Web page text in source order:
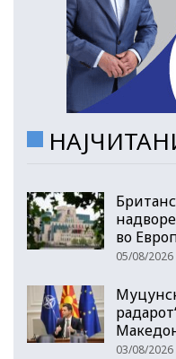
во
05/08/2026
03/08/2026